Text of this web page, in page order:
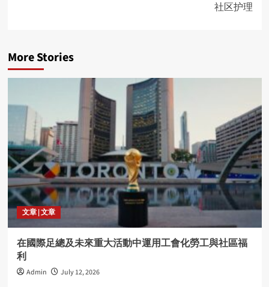
社区护理
More Stories
文章 | 文章
在國際足總及未來重大活動中運用工會化勞工與社區福
利
Admin July 12, 2026